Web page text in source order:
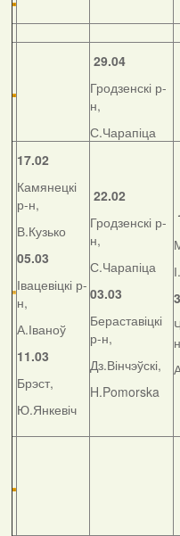
29.04
Гродзенскі р-
н,
С.Чарапіца
17.02
Камянецкі
р-н,
В.Кузько
05.03
Івацевіцкі р-
н,
А.Іваноў
11.03
Брэст,
Ю.Янкевіч
22.02
Гродзенскі р-
н,
С.Чарапіца
03.03
Бераставіцкі
р-н,
Дз.Вінчэўскі,
H.Pomorska